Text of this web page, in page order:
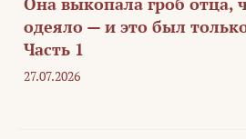
одеяло — и это был
Часть 1
27.07.2026